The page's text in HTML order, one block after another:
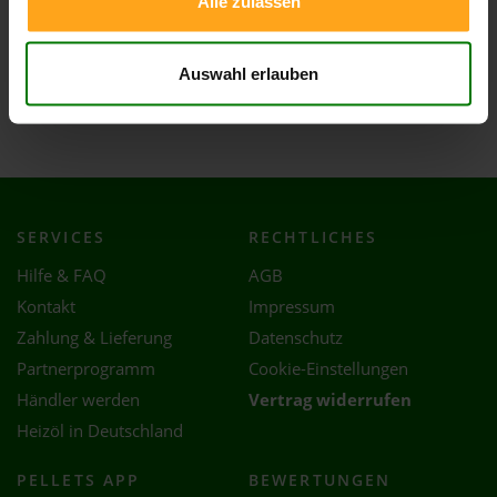
Auswahl erlauben
Strahwalde
Zittau
SERVICES
Hilfe & FAQ
Kontakt
Zahlung & Lieferung
Partnerprogramm
Händler werden
Heizöl in Deutschland
RECHTLICHES
AGB
Impressum
Datenschutz
Cookie-Einstellungen
Vertrag widerrufen
PELLETS APP BEWERTUNGEN